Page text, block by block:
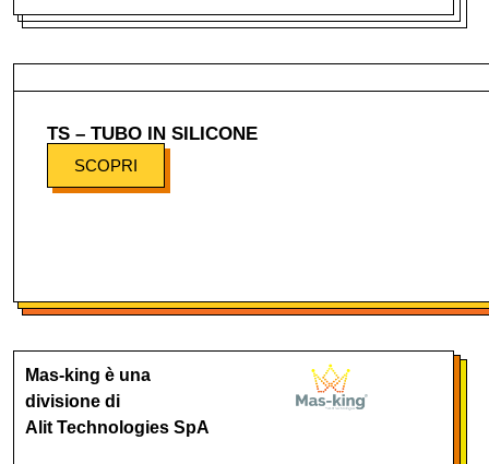
TS – TUBO IN SILICONE
SCOPRI
Mas-king è una
divisione di
Alit Technologies SpA